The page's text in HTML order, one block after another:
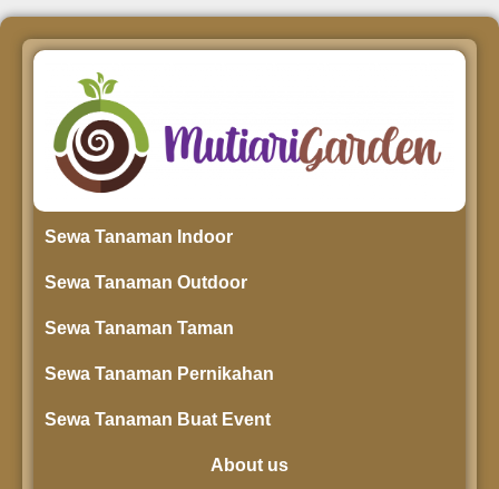
Sewa Tanaman Indoor
Sewa Tanaman Outdoor
Sewa Tanaman Taman
Sewa Tanaman Pernikahan
Sewa Tanaman Buat Event
About us